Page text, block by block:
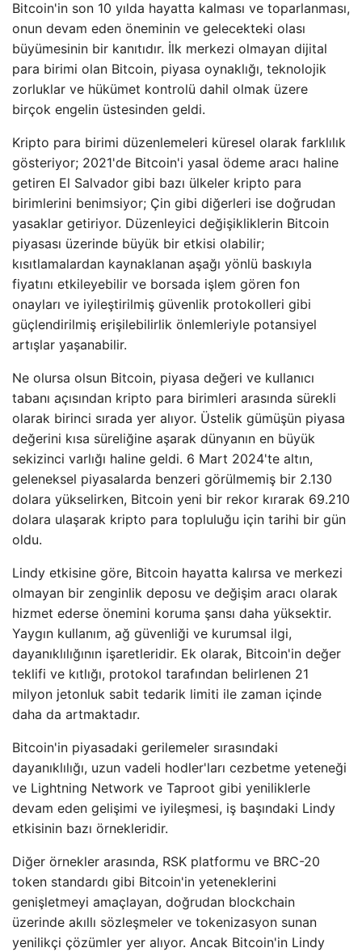
Bitcoin'in son 10 yılda hayatta kalması ve toparlanması,
onun devam eden öneminin ve gelecekteki olası
büyümesinin bir kanıtıdır. İlk merkezi olmayan dijital
para birimi olan Bitcoin, piyasa oynaklığı, teknolojik
zorluklar ve hükümet kontrolü dahil olmak üzere
birçok engelin üstesinden geldi.
Kripto para birimi düzenlemeleri küresel olarak farklılık
gösteriyor; 2021'de Bitcoin'i yasal ödeme aracı haline
getiren El Salvador gibi bazı ülkeler kripto para
birimlerini benimsiyor; Çin gibi diğerleri ise doğrudan
yasaklar getiriyor. Düzenleyici değişikliklerin Bitcoin
piyasası üzerinde büyük bir etkisi olabilir;
kısıtlamalardan kaynaklanan aşağı yönlü baskıyla
fiyatını etkileyebilir ve borsada işlem gören fon
onayları ve iyileştirilmiş güvenlik protokolleri gibi
güçlendirilmiş erişilebilirlik önlemleriyle potansiyel
artışlar yaşanabilir.
Ne olursa olsun Bitcoin, piyasa değeri ve kullanıcı
tabanı açısından kripto para birimleri arasında sürekli
olarak birinci sırada yer alıyor. Üstelik gümüşün piyasa
değerini kısa süreliğine aşarak dünyanın en büyük
sekizinci varlığı haline geldi. 6 Mart 2024'te altın,
geleneksel piyasalarda benzeri görülmemiş bir 2.130
dolara yükselirken, Bitcoin yeni bir rekor kırarak 69.210
dolara ulaşarak kripto para topluluğu için tarihi bir gün
oldu.
Lindy etkisine göre, Bitcoin hayatta kalırsa ve merkezi
olmayan bir zenginlik deposu ve değişim aracı olarak
hizmet ederse önemini koruma şansı daha yüksektir.
Yaygın kullanım, ağ güvenliği ve kurumsal ilgi,
dayanıklılığının işaretleridir. Ek olarak, Bitcoin'in değer
teklifi ve kıtlığı, protokol tarafından belirlenen 21
milyon jetonluk sabit tedarik limiti ile zaman içinde
daha da artmaktadır.
Bitcoin'in piyasadaki gerilemeler sırasındaki
dayanıklılığı, uzun vadeli hodler'ları cezbetme yeteneği
ve Lightning Network ve Taproot gibi yeniliklerle
devam eden gelişimi ve iyileşmesi, iş başındaki Lindy
etkisinin bazı örnekleridir.
Diğer örnekler arasında, RSK platformu ve BRC-20
token standardı gibi Bitcoin'in yeteneklerini
genişletmeyi amaçlayan, doğrudan blockchain
üzerinde akıllı sözleşmeler ve tokenizasyon sunan
yenilikçi çözümler yer alıyor. Ancak Bitcoin'in Lindy